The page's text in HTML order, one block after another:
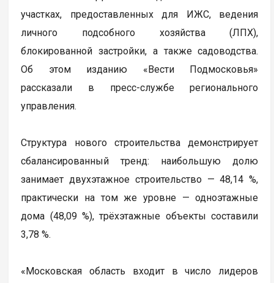
участках, предоставленных для ИЖС, ведения
личного подсобного хозяйства (ЛПХ),
блокированной застройки, а также садоводства.
Об этом изданию «Вести Подмосковья»
рассказали в пресс-службе регионального
управления.
Структура нового строительства демонстрирует
сбалансированный тренд: наибольшую долю
занимает двухэтажное строительство — 48,14 %,
практически на том же уровне — одноэтажные
дома (48,09 %), трёхэтажные объекты составили
3,78 %.
«Московская область входит в число лидеров